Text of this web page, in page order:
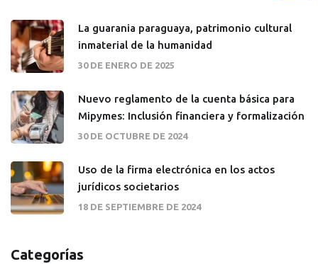
La guarania paraguaya, patrimonio cultural
inmaterial de la humanidad
30 DE ENERO DE 2025
Nuevo reglamento de la cuenta básica para
Mipymes: Inclusión financiera y formalización
30 DE OCTUBRE DE 2024
Uso de la firma electrónica en los actos
jurídicos societarios
18 DE SEPTIEMBRE DE 2024
Categorías